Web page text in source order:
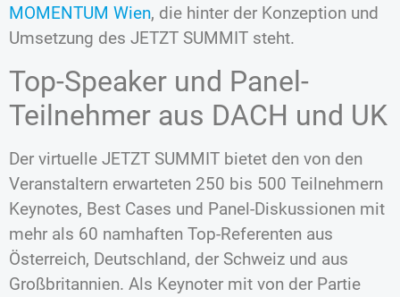
MOMENTUM Wien, die hinter der Konzeption und
Umsetzung des JETZT SUMMIT steht.
Top-Speaker und Panel-
Teilnehmer aus DACH und UK
Der virtuelle JETZT SUMMIT bietet den von den
Veranstaltern erwarteten 250 bis 500 Teilnehmern
Keynotes, Best Cases und Panel-Diskussionen mit
mehr als 60 namhaften Top-Referenten aus
Österreich, Deutschland, der Schweiz und aus
Großbritannien. Als Keynoter mit von der Partie